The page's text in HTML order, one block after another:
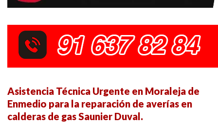
Asistencia Técnica Urgente en Moraleja de
Enmedio para la reparación de averías en
calderas de gas Saunier Duval.